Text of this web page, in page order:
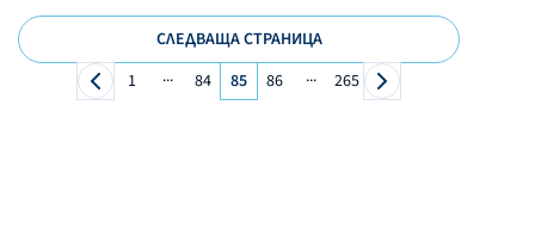
СЛЕДВАЩА СТРАНИЦА
1
... 84 85 86 ... 265